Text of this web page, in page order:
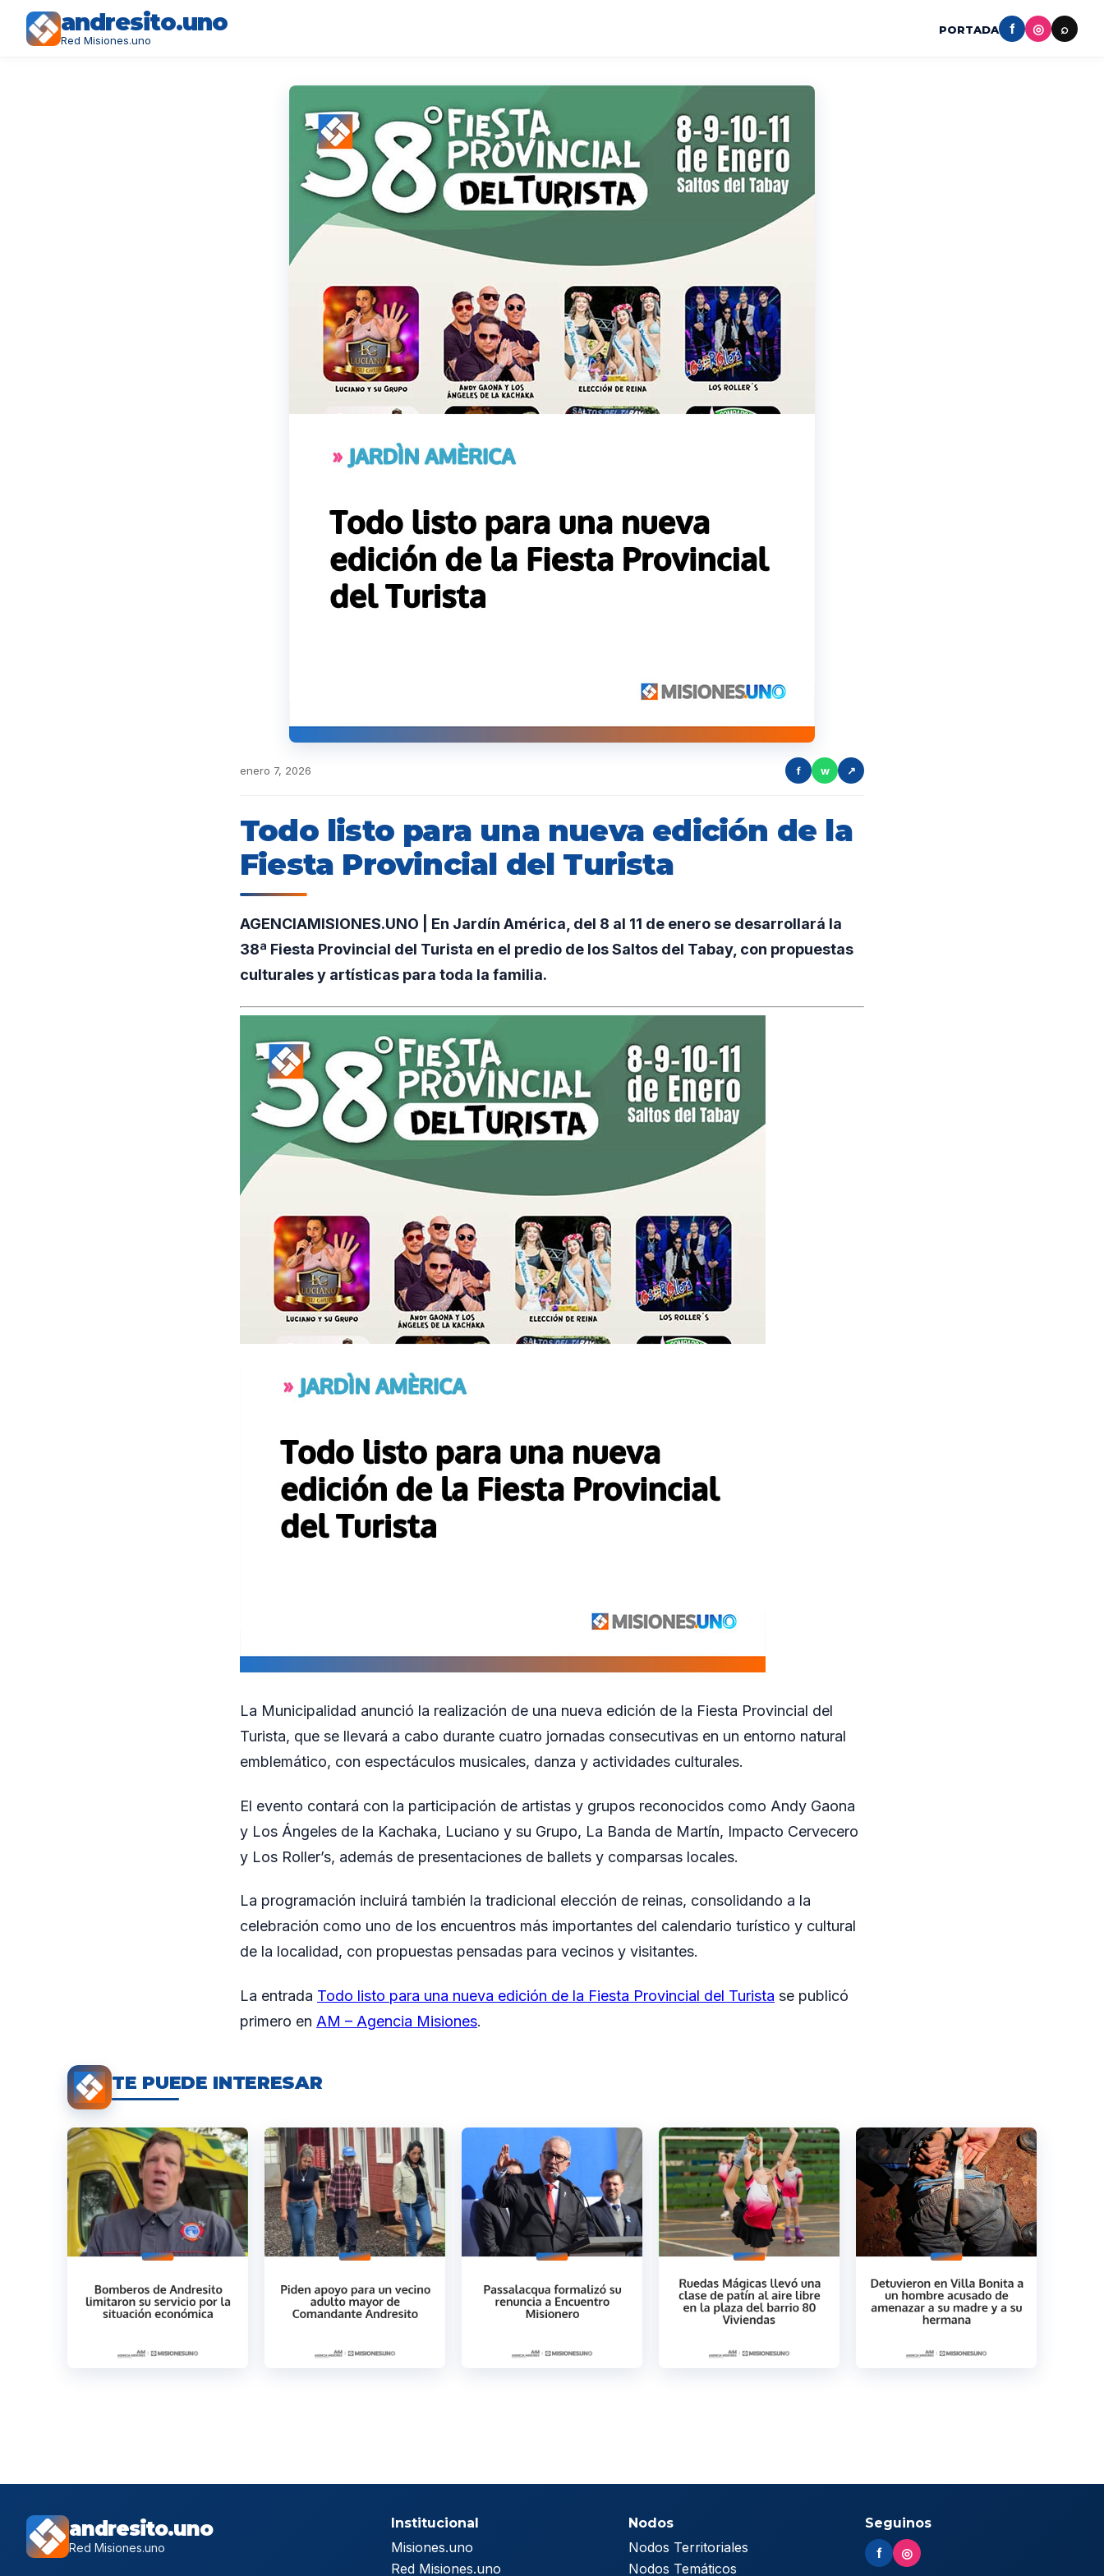
andresito.uno
Red Misiones.uno
PORTADA f ◎ ⌕
enero 7, 2026 f w ↗
Todo listo para una nueva edición de la
Fiesta Provincial del Turista
AGENCIAMISIONES.UNO | En Jardín América, del 8 al 11 de enero se desarrollará la
38ª Fiesta Provincial del Turista en el predio de los Saltos del Tabay, con propuestas
culturales y artísticas para toda la familia.
La Municipalidad anunció la realización de una nueva edición de la Fiesta Provincial del
Turista, que se llevará a cabo durante cuatro jornadas consecutivas en un entorno natural
emblemático, con espectáculos musicales, danza y actividades culturales.
El evento contará con la participación de artistas y grupos reconocidos como Andy Gaona
y Los Ángeles de la Kachaka, Luciano y su Grupo, La Banda de Martín, Impacto Cervecero
y Los Roller’s, además de presentaciones de ballets y comparsas locales.
La programación incluirá también la tradicional elección de reinas, consolidando a la
celebración como uno de los encuentros más importantes del calendario turístico y cultural
de la localidad, con propuestas pensadas para vecinos y visitantes.
La entrada Todo listo para una nueva edición de la Fiesta Provincial del Turista se publicó
primero en AM – Agencia Misiones.
TE PUEDE INTERESAR
andresito.uno
Red Misiones.uno
Institucional
Misiones.uno
Red Misiones.uno
Nodos
Nodos Territoriales
Nodos Temáticos
Seguinos
f ◎